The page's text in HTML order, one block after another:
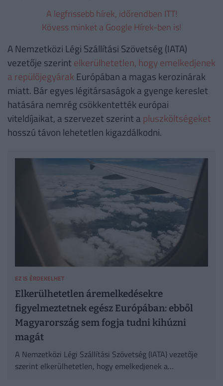
A legfrissebb hírek, időrendben ITT!
Kövess minket a Google Hírek-ben is!
A Nemzetközi Légi Szállítási Szövetség (IATA)
vezetője szerintelkerülhetetlen, hogy emelkedjenek
a repülőjegyárak Európában a magas kerozinárak
miatt. Bár egyes légitársaságok a gyenge kereslet
hatására nemrég csökkentették európai
viteldíjaikat, a szervezet szerint a pluszköltségeket
hosszú távon lehetetlen kigazdálkodni.
EZ IS ÉRDEKELHET
Elkerülhetetlen áremelkedésekre
figyelmeztetnek egész Európában: ebből
Magyarország sem fogja tudni kihúzni
magát
A Nemzetközi Légi Szállítási Szövetség (IATA) vezetője
szerint elkerülhetetlen, hogy emelkedjenek a